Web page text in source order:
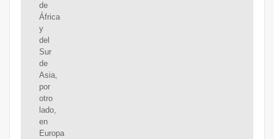
de
África
y
del
Sur
de
Asia,
por
otro
lado,
en
Europa